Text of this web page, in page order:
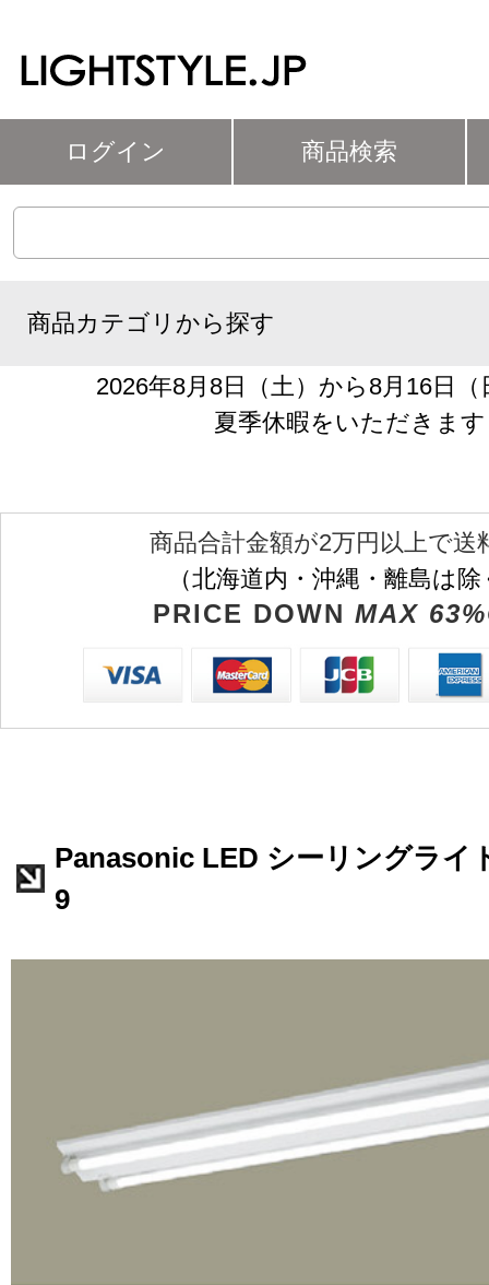
ログイン 商品検索
商品カテゴリから探す
2026年8月8日（土）から8月16日
夏季休暇をいただきます
商品合計金額が2万円以上で送
（北海道内・沖縄・離島は
PRICE DOWN MAX
Panasonic LED シーリングライ
9